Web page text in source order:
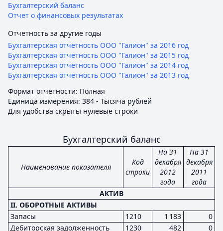
Бухгалтерский баланс
Отчет о финансовых результатах
Отчетность за другие годы
Бухгалтерская отчетность ООО "Галион" за 2016 год
Бухгалтерская отчетность ООО "Галион" за 2015 год
Бухгалтерская отчетность ООО "Галион" за 2014 год
Бухгалтерская отчетность ООО "Галион" за 2013 год
Формат отчетности: Полная
Единица измерения: 384 - Тысяча рублей
Для удобства скрыты нулевые строки
Бухгалтерский баланс
Наименование показателя
Код
строки
На 31
декабря
2012
года
На 31
декабря
2011
года
АКТИВ
II. ОБОРОТНЫЕ АКТИВЫ
Запасы
1210 1 183
0
Дебиторская задолженность
1230 482
0